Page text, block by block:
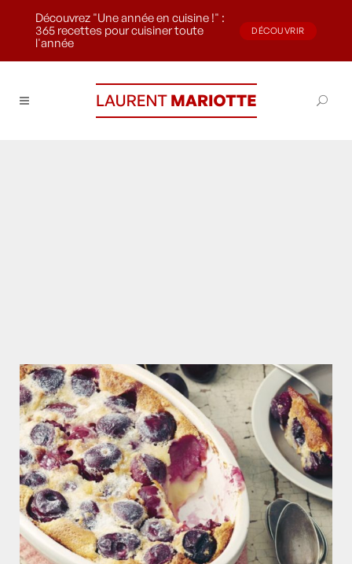
Découvrez "Une année en cuisine !" :
365 recettes pour cuisiner toute
l'année
DÉCOUVRIR